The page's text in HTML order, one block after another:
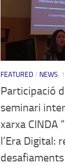
FEATURED/ NEWS
Participació
seminari
xarxa CINDA
l’Era Digital: